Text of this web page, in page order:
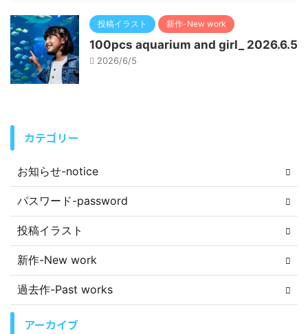
投稿イラスト 新作-New work
100pcs aquarium and girl_ 2026.6.5
2026/6/5
カテゴリー
お知らせ-notice
パスワード-password
投稿イラスト
新作-New work
過去作-Past works
アーカイブ